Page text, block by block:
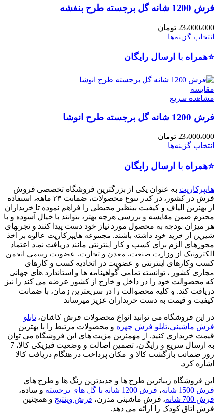
فرش 1200 شانه گل برجسته طرح بنفشه
23،000،000 تومان
انتخاب گزینه‌ها
⭐همراه با ارسال رایگان
مقایسه
مشاهده سریع
فرش 1200 شانه گل برجسته طرح انوشا
23،000،000 تومان
انتخاب گزینه‌ها
⭐همراه با ارسال رایگان
هایپرکارپت به عنوان یکی از بزرگترین فروشگاه تخصصی فروش
فرش در کشور، در کنار تنوع محصولات، ضمانت ۲۴ ماهه، استفاده
از بهترین الیاف و کیفیت بینظیر محیطی را فراهم نموده تا خریداران
محترم ضمن مقایسه و بررسی هرچه بهتر، بتوانند با خیال آسوده و با
هر میزان بودجه به محصول مورد نیاز خود دست پیدا کنند و تجربهای
شیرین از خرید خود داشته باشند. مجموعه هایپرکارپت عالوه بر اخذ
مجوزهای الزم برای کسب و کار اینترنتی مانند دریافت نماد اعتماد
الکترونیک از وزارت صنعت، معدن و تجارت، عضویت رسمی انجمن
کسب وکارهای اینترنتی و عضویت در اتحادیه کسب و کارهای
مجازی کشور ، توانسته تمامی گواهینامه ها و استاندارد های جهانی
که محصوالت خود را در داخل و خارج از کشور عرضه می کند را نیز
دریافت کند. و کلیه محصوالت را در سریعترین زمان، با ضمانت
کیفیت و قیمت به دست خریداران عزیز میرساند
در این فروشگاه می توانید انواع محصولات فرش کاشان، تابلو
فرش ماشینی،تابلو فرش چهره و محصولات مرتبط را با بهترین
قیمت خریداری کنید. از مهمترین مزیت های این فروشگاه می توان
به ارسال سریع و رایگان، تضمین اصالت و وضعیت فیزیکی کالا، 7
روز ضمانت بازگشت کالا و امکان پرداخت در هنگام دریافت کالا
اشاره کرد.
این فروشگاه زیباترین طرح ها و جدیدترین رنگ ها و طرح های
فرش 1500 شانه
، فرش 1200 شانه با گل های برجسته
و ساده،
فرش 700 شانه
، فرش ماشینی مدرن، فرش وینتیج و همچنین
فرش اتاق کودک را ارائه می دهد.